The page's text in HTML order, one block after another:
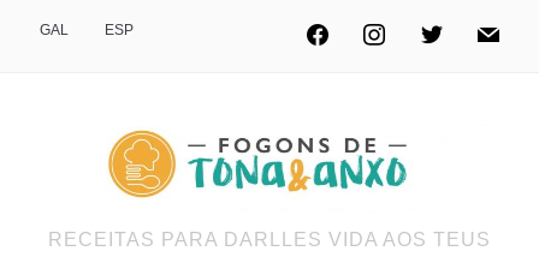
GAL ESP
RECEITAS PARA DARLLES VIDA AOS TEUS